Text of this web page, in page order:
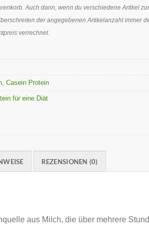
Auch dann, wenn du verschiedene Artikel
der angegebenen Artikelanzahl immer
verrechnet.
,Casein Protein
für eine Diät
REZENSIONEN (0)
aus Milch, die über mehrere